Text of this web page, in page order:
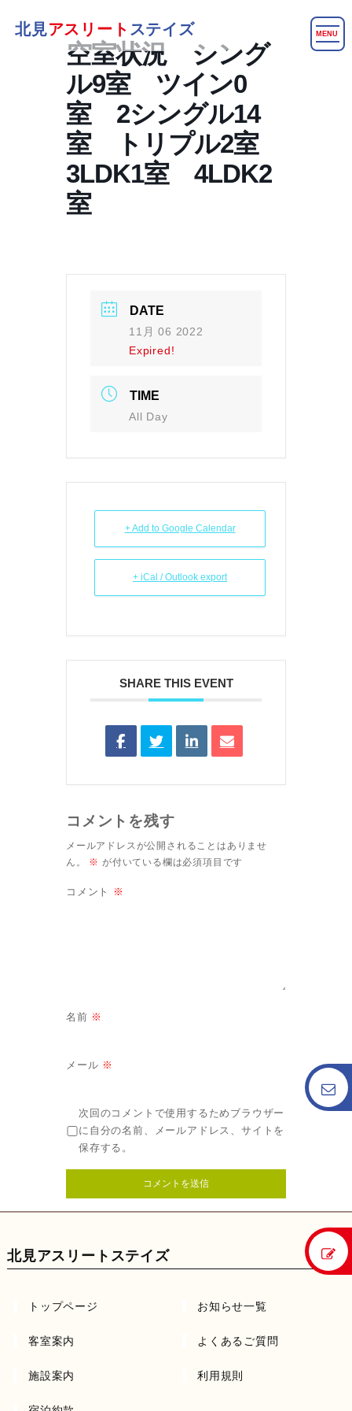
北見アスリート ステイズ MENU
空室状況 シング
ル9室 ツイン0
室 2シングル14
室 トリプル2室
3LDK1室 4LDK2
室
DATE
11月 06 2022
Expired!
TIME
All Day
+ Add to Google Calendar
+ iCal / Outlook export
SHARE THIS EVENT
コメントを残す
メールアドレスが公開されることはありませ
ん。
※ が付いている欄は必須項目です
コメント ※
名前 ※
メール ※
次回のコメントで使用するためブラウザー
に自分の名前、メールアドレス、サイトを
保存する。
北見アスリートステイズ
トップページ お知らせ一覧
客室案内 よくあるご質問
施設案内 利用規則